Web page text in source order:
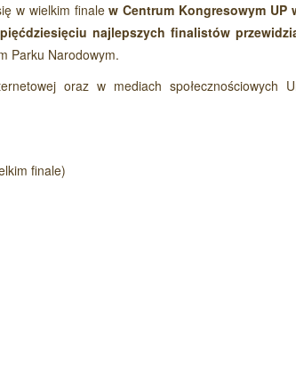
w wielkim finalew Centrum Kongresowym UP
najlepszych finalistów
Parku Narodowym.
oraz w mediach społecznościowych
finale)